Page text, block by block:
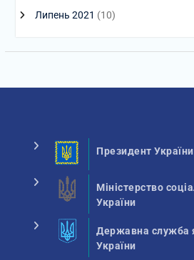
Липень 2021 (10)
Президент України
Міністерство
України
Державна служба
України